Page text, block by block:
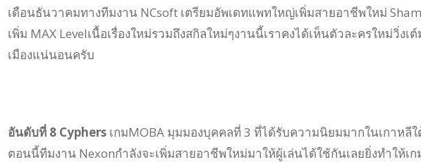
เดือนธันวาคมทางทีมงาน NCsoft เตรียมอัพเดทแพทใหญ่เพิ่มสายอาชีพใหม่
เพิ่ม MAX Levelเนื้อเรื่องใหม่รวมถึงสกิลใหม่ๆงานนี้เราคงได้เห็นตัวละครใหม่วิ่งเต์
เมืองแน่นอนครับ
อันดับที่ 8 CyphersเกมMOBA มุมมองบุคคลที่ 3 ที่ได้รับความนิยมมากในเกาหลีใ
ตอนนี้ทีมงาน Nexonกำลังจะเพิ่มสายอาชีพใหม่มาให้ผู้เล่นได้ใช้กันเลยยิ่งทำให้เก